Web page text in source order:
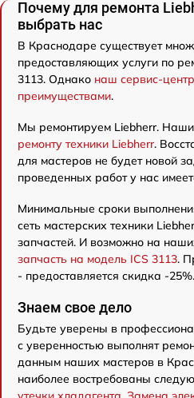
Почему для ремонта
выбрать нас
В Краснодаре существует
предоставляющих услуги по
3113. Однако наш сервис-
преимуществами.
Мы ремонтируем Liebherr.
ремонту техники Liebherr.
для мастеров не будет новой
проведенных работ у нас
Минимальные сроки
сеть мастерских техники
запчастей. И возможно на
запчасть на модель ICS 3113.
- предоставляется скидка -25%.
Знаем свое дело
Будьте уверены в
с уверенностью выполнят
данным наших мастеров в
наиболее востребованы